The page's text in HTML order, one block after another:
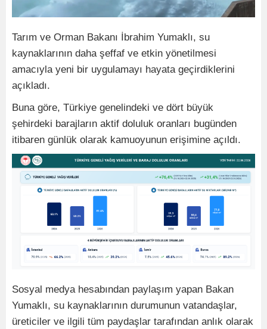
Tarım ve Orman Bakanı İbrahim Yumaklı, su
kaynaklarının daha şeffaf ve etkin yönetilmesi
amacıyla yeni bir uygulamayı hayata geçirdiklerini
açıkladı.
Buna göre, Türkiye genelindeki ve dört büyük
şehirdeki barajların aktif doluluk oranları bugünden
itibaren günlük olarak kamuoyunun erişimine açıldı.
Sosyal medya hesabından paylaşım yapan Bakan
Yumaklı, su kaynaklarının durumunun vatandaşlar,
üreticiler ve ilgili tüm paydaşlar tarafından anlık olarak